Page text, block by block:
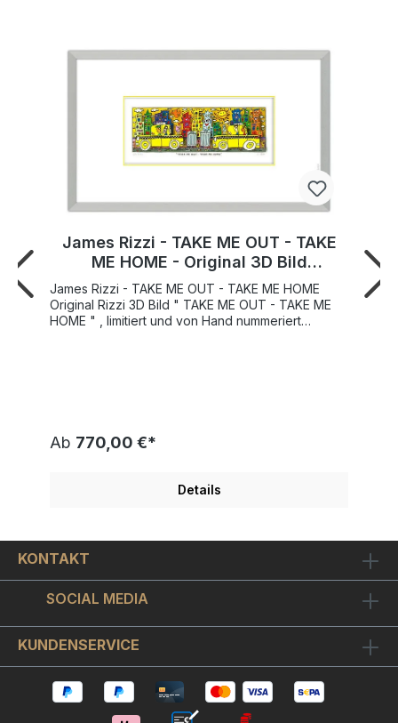
James Rizzi - TAKE ME OUT - TAKE
ME HOME - Original 3D Bild
drucksigniert
James Rizzi - TAKE ME OUT - TAKE ME HOME
Original Rizzi 3D Bild " TAKE ME OUT - TAKE ME
HOME " , limitiert und von Hand nummeriert
Innenkante im Format 24x40 cm ist enthalten.
New York Szenerie von Pop Art Künstler James
Fröhlichkeit in meinen Bildern mögen", sagte
James Rizzi einst. Und oft sind es gerade diese
verrückten und farbenfrohen Figuren, die bei Fans
und Sammlern so beliebt sind.Einen passenden
Rahmen wählen Sie bitte oben in der Auswahlbox.
Wir empfehlen den schicken Holz-Bilderrahmen in
Silber mit passenden Außenkanten oder den
hochwertigem Museumsglas versehen, das ist ein
wie Brillengläser oder Kameralinsen optisch
Ab 770,00 €*
Details
KONTAKT
SOCIAL MEDIA
KUNDENSERVICE